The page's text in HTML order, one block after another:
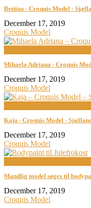
Bettina - Croquis Model -
December 17, 2019
Croquis Model
Mihaela Adriana - Croquis
December 17, 2019
Croquis Model
Kaja - Croquis Model -
December 17, 2019
Croquis Model
Mandlig model søges til
December 17, 2019
Croquis Model